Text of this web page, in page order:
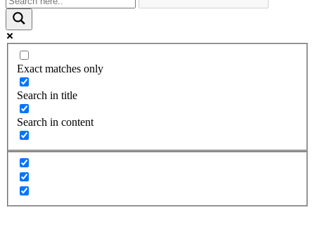
Exact matches only
Search in title
Search in content